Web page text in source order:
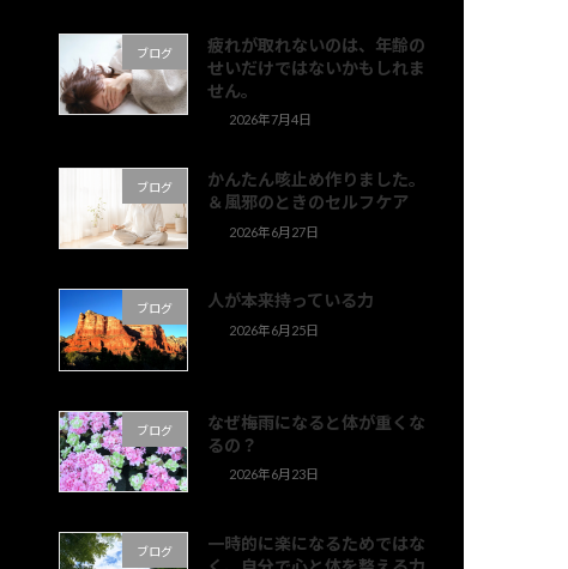
ブログ
疲れが取れないのは、年齢の
せいだけではないかもしれま
せん。
2026年7月4日
ブログ
かんたん咳止め作りました。
＆風邪のときのセルフケア
2026年6月27日
ブログ 人が本来持っている力
2026年6月25日
ブログ
なぜ梅雨になると体が重くな
るの？
2026年6月23日
ブログ
一時的に楽になるためではな